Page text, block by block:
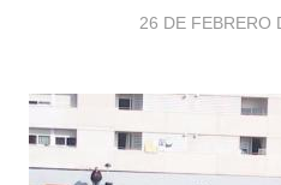
26 DE FEBRERO